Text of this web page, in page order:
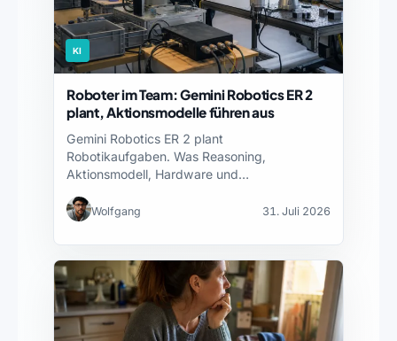
KI
Roboter im Team: Gemini Robotics ER 2
plant, Aktionsmodelle führen aus
Gemini Robotics ER 2 plant
Robotikaufgaben. Was Reasoning,
Aktionsmodell, Hardware und
Wolfgang 31. Juli 2026